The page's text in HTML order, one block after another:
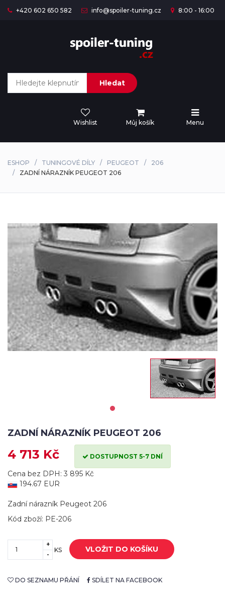
+420 602 650 582 info@spoiler-tuning.cz 8:00 - 16:00
Hledat
Wishlist Můj košík Menu
ESHOP TUNINGOVÉ DÍLY PEUGEOT
206
ZADNÍ NÁRAZNÍK PEUGEOT 206
ZADNÍ NÁRAZNÍK PEUGEOT 206
4 713 Kč DOSTUPNOST 5-7 DNÍ
Cena bez DPH: 3 895 Kč
194.67 EUR
Zadní nárazník Peugeot 206
Kód zboží: PE-206
+
-
KS VLOŽIT DO KOŠÍKU
DO SEZNAMU PŘÁNÍ SDÍLET NA FACEBOOK